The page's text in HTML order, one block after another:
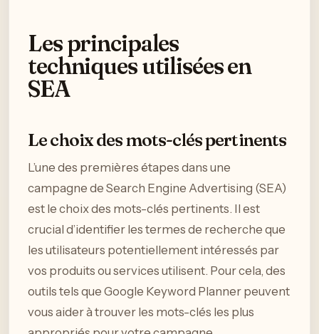
Les principales
techniques utilisées en
SEA
Le choix des mots-clés pertinents
L’une des premières étapes dans une
campagne de Search Engine Advertising (SEA)
est le choix des mots-clés pertinents. Il est
crucial d’identifier les termes de recherche que
les utilisateurs potentiellement intéressés par
vos produits ou services utilisent. Pour cela, des
outils tels que Google Keyword Planner peuvent
vous aider à trouver les mots-clés les plus